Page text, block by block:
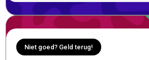
Niet goed? Geld terug!